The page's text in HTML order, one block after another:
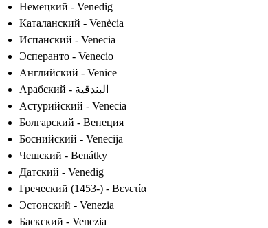
Немецкий - Venedig
Каталанский - Venècia
Испанский - Venecia
Эсперанто - Venecio
Английский - Venice
Арабский - البندقية
Астурийский - Venecia
Болгарский - Венеция
Боснийский - Venecija
Чешский - Benátky
Датский - Venedig
Греческий (1453-) - Βενετία
Эстонский - Venezia
Баскский - Venezia